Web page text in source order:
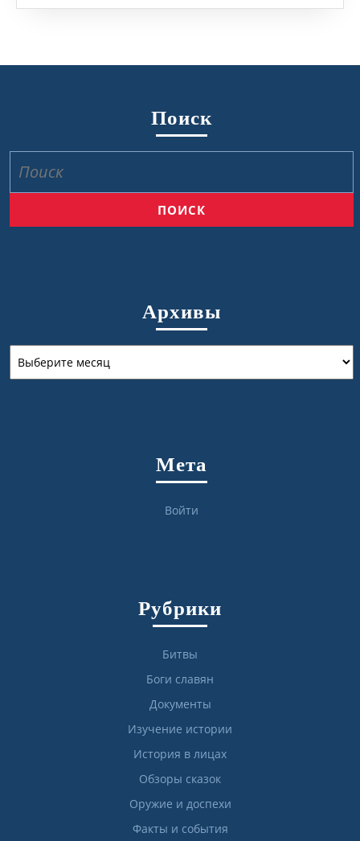
Поиск
Архивы
Мета
Войти
Рубрики
Битвы
Боги славян
Документы
Изучение истории
История в лицах
Обзоры сказок
Оружие и доспехи
Факты и события